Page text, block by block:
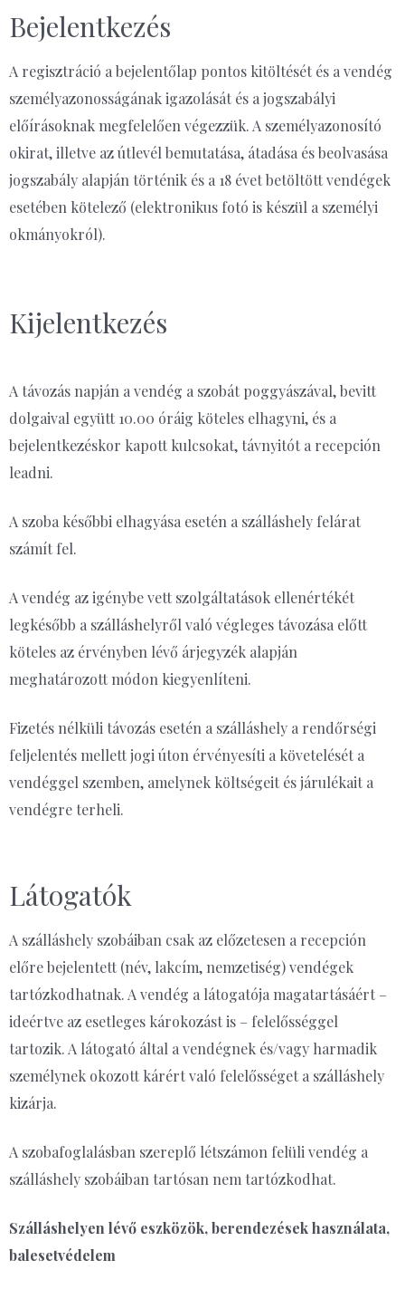
Bejelentkezés
A regisztráció a bejelentőlap pontos kitöltését és a vendég
személyazonosságának igazolását és a jogszabályi
előírásoknak megfelelően végezzük. A személyazonosító
okirat, illetve az útlevél bemutatása, átadása és beolvasása
jogszabály alapján történik és a 18 évet betöltött vendégek
esetében kötelező (elektronikus fotó is készül a személyi
okmányokról).
Kijelentkezés
A távozás napján a vendég a szobát poggyászával, bevitt
dolgaival együtt 10.00 óráig köteles elhagyni, és a
bejelentkezéskor kapott kulcsokat, távnyitót a recepción
leadni.
A szoba későbbi elhagyása esetén a szálláshely felárat
számít fel.
A vendég az igénybe vett szolgáltatások ellenértékét
legkésőbb a szálláshelyről való végleges távozása előtt
köteles az érvényben lévő árjegyzék alapján
meghatározott módon kiegyenlíteni.
Fizetés nélküli távozás esetén a szálláshely a rendőrségi
feljelentés mellett jogi úton érvényesíti a követelését a
vendéggel szemben, amelynek költségeit és járulékait a
vendégre terheli.
Látogatók
A szálláshely szobáiban csak az előzetesen a recepción
előre bejelentett (név, lakcím, nemzetiség) vendégek
tartózkodhatnak. A vendég a látogatója magatartásáért –
ideértve az esetleges károkozást is – felelősséggel
tartozik. A látogató által a vendégnek és/vagy harmadik
személynek okozott kárért való felelősséget a szálláshely
kizárja.
A szobafoglalásban szereplő létszámon felüli vendég a
szálláshely szobáiban tartósan nem tartózkodhat.
Szálláshelyen lévő eszközök, berendezések használata,
balesetvédelem